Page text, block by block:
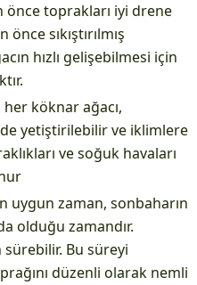
önce toprakları iyi drene
sıkıştırılmış
hızlı gelişebilmesi için
köknar ağacı,
yetiştirilebilir ve iklimlere
ve soğuk havaları
uygun zaman, sonbaharın
olduğu zamandır.
Bu süreyi
düzenli olarak nemli